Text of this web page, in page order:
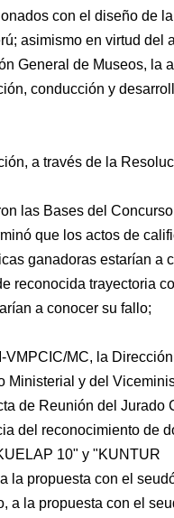
con el diseño de
asimismo en virtud del
General de Museos, la
conducción y
a través de la
las Bases del
que los actos de
ganadoras estarían a
reconocida trayectoria
a conocer su fallo;
VMPCIC/MC, la
Ministerial y del
de Reunión del Jurado
del reconocimiento de
10" y "KUNTUR
la propuesta con el
a la propuesta con el